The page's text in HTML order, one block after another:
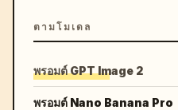
ตามโมเดล
พรอมต์ GPT Image 2
พรอมต์ Nano Banana Pro